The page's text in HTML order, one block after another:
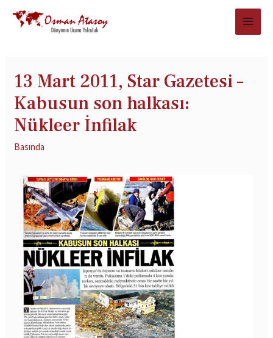
13 Mart 2011, Star Gazetesi –
Kabusun son halkası:
Nükleer İnfilak
Basında